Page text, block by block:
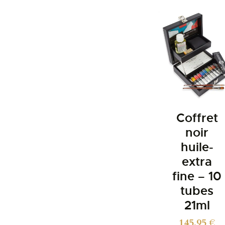
Coffret
noir
huile-
extra
fine – 10
tubes
21ml